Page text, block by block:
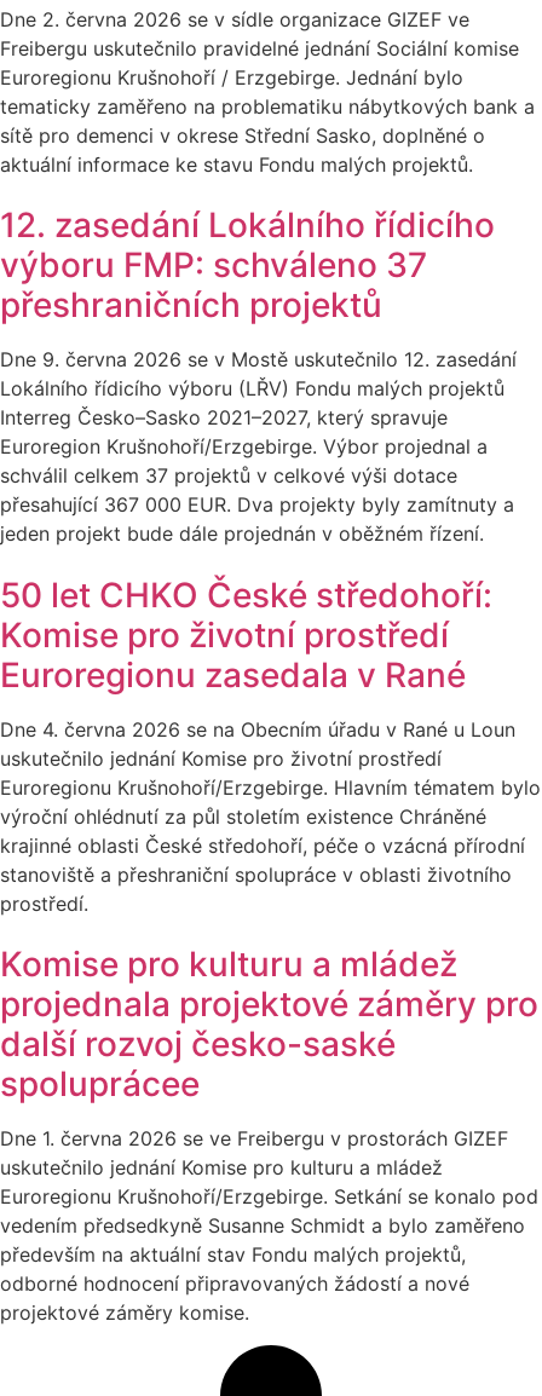
Dne 2. června 2026 se v sídle organizace GIZEF ve
Freibergu uskutečnilo pravidelné jednání Sociální komise
Euroregionu Krušnohoří / Erzgebirge. Jednání bylo
tematicky zaměřeno na problematiku nábytkových bank a
sítě pro demenci v okrese Střední Sasko, doplněné o
aktuální informace ke stavu Fondu malých projektů.
12. zasedání Lokálního řídicího
výboru FMP: schváleno 37
přeshraničních projektů
Dne 9. června 2026 se v Mostě uskutečnilo 12. zasedání
Lokálního řídicího výboru (LŘV) Fondu malých projektů
Interreg Česko–Sasko 2021–2027, který spravuje
Euroregion Krušnohoří/Erzgebirge. Výbor projednal a
schválil celkem 37 projektů v celkové výši dotace
přesahující 367 000 EUR. Dva projekty byly zamítnuty a
jeden projekt bude dále projednán v oběžném řízení.
50 let CHKO České středohoří:
Komise pro životní prostředí
Euroregionu zasedala v Rané
Dne 4. června 2026 se na Obecním úřadu v Rané u Loun
uskutečnilo jednání Komise pro životní prostředí
Euroregionu Krušnohoří/Erzgebirge. Hlavním tématem bylo
výroční ohlédnutí za půl stoletím existence Chráněné
krajinné oblasti České středohoří, péče o vzácná přírodní
stanoviště a přeshraniční spolupráce v oblasti životního
prostředí.
Komise pro kulturu a mládež
projednala projektové záměry pro
další rozvoj česko-saské
spoluprácee
Dne 1. června 2026 se ve Freibergu v prostorách GIZEF
uskutečnilo jednání Komise pro kulturu a mládež
Euroregionu Krušnohoří/Erzgebirge. Setkání se konalo pod
vedením předsedkyně Susanne Schmidt a bylo zaměřeno
především na aktuální stav Fondu malých projektů,
odborné hodnocení připravovaných žádostí a nové
projektové záměry komise.